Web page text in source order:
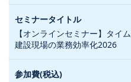
【オンラインセミナー】タイ
建設現場の業務効率化2026